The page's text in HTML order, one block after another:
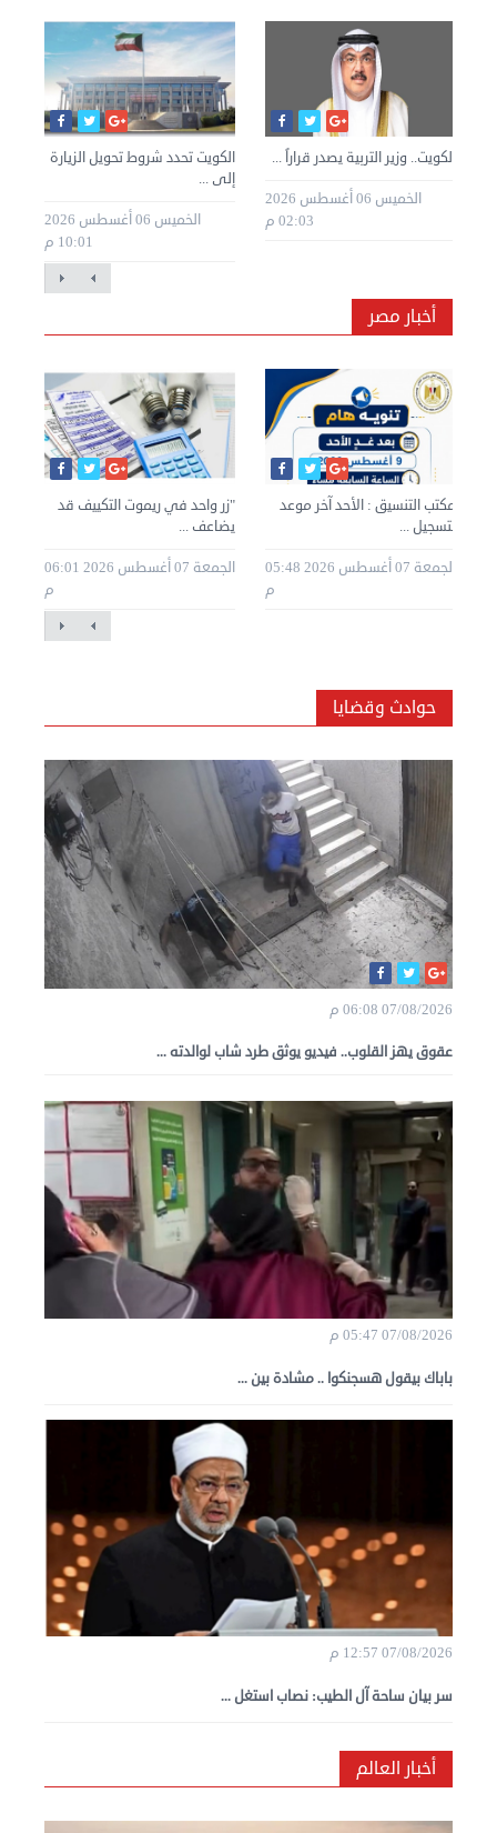
الكويت تحدد شروط تحويل الزيارة
إلى ...
الخميس 06 أغسطس 2026
10:01 م
الكويت.. وزير التربية يصدر قراراً ...
الخميس 06 أغسطس 2026
02:03 م
أخبار مصر
"زر واحد في ريموت التكييف قد
يضاعف ...
الجمعة 07 أغسطس 2026 06:01
م
مكتب التنسيق : الأحد آخر موعد
لتسجيل ...
الجمعة 07 أغسطس 2026 05:48
م
حوادث وقضايا
07/08/2026 06:08 م
عقوق يهز القلوب.. فيديو يوثق طرد شاب لوالدته ...
07/08/2026 05:47 م
باباك بيقول هسجنكوا .. مشادة بين ...
07/08/2026 12:57 م
سر بيان ساحة آل الطيب: نصاب استغل ...
أخبار العالم